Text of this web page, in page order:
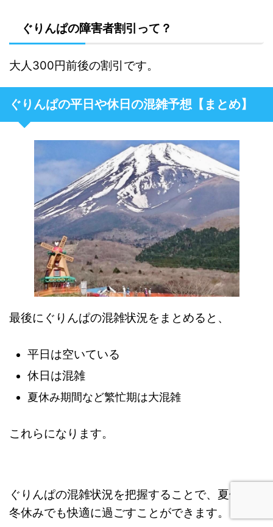
ぐりんぱの障害者割引って？
大人300円前後の割引です。
ぐりんぱの平日や休日の混雑予想【まとめ】
最後にぐりんぱの混雑状況をまとめると、
平日は空いている
休日は混雑
夏休み期間など繁忙期は大混雑
これらになります。
ぐりんぱの混雑状況を把握することで、夏休みや
冬休みでも快適に過ごすことができます。